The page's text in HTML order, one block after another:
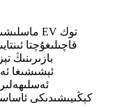
قاچىلىغۇچتا
ئېشىشىغا
كېڭىيىشىدىكى